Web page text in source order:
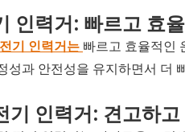
인력거: 빠르고 효
기 인력거는 빠르고 효율적인
성과 안전성을 유지하면서 더
기 인력거: 견고하